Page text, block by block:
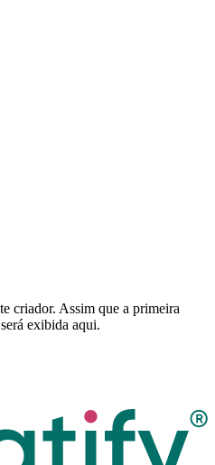
criador. Assim que a primeira
exibida aqui.